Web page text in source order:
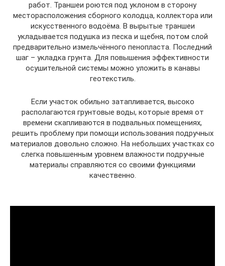
работ. Траншеи роются под уклоном в сторону
месторасположения сборного колодца, коллектора или
искусственного водоёма. В вырытые траншеи
укладывается подушка из песка и щебня, потом слой
предварительно измельчённого пенопласта. Последний
шаг – укладка грунта. Для повышения эффективности
осушительной системы можно уложить в канавы
геотекстиль.
Если участок обильно затапливается, высоко
располагаются грунтовые воды, которые время от
времени скапливаются в подвальных помещениях,
решить проблему при помощи использования подручных
материалов довольно сложно. На небольших участках со
слегка повышенным уровнем влажности подручные
материалы справляются со своими функциями
качественно.